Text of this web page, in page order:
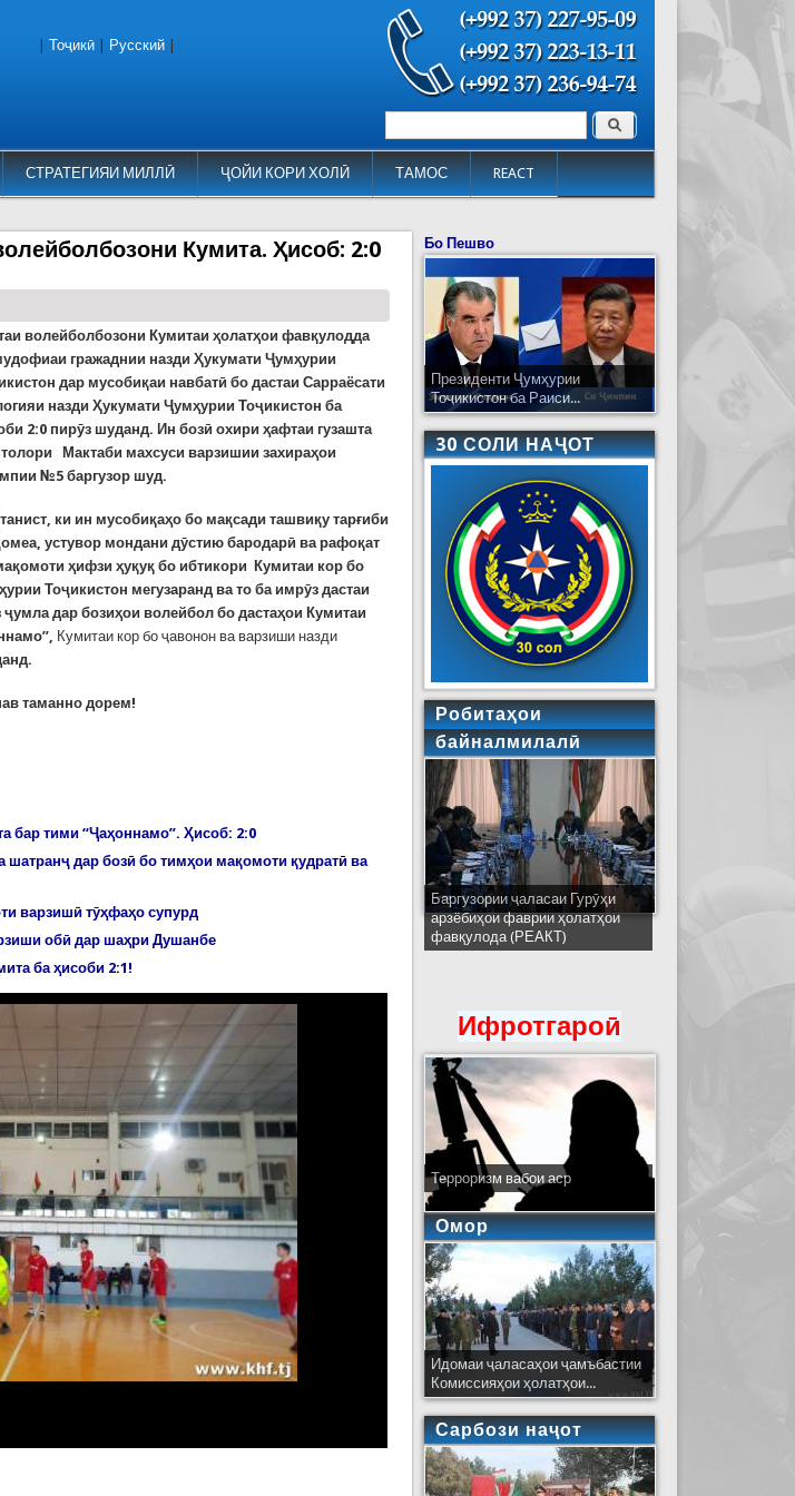
СТРАТЕГИЯИ МИЛЛӢ ҶОЙИ КОРИ ХОЛӢ ТАМОС REACT
Форма поиска Поиск
Тоҷикӣ Русский
Кумита. Ҳисоб: 2:0
волейболбозони Кумитаи ҳолатҳои фавқулодда
гражаднии назди Ҳукумати Ҷумҳурии
дар мусобиқаи навбатӣ бо дастаи Сарраёсати
назди Ҳукумати Ҷумҳурии Тоҷикистон ба
2:0 пирӯз шуданд. Ин бозӣ охири ҳафтаи гузашта
Мактаби махсуси варзишии захираҳои
№5 баргузор шуд.
ки ин мусобиқаҳо бо мақсади ташвиқу тарғиби
устувор мондани дӯстию бародарӣ ва рафоқат
ҳифзи ҳуқуқ бо ибтикори Кумитаи кор бо
Тоҷикистон мегузаранд ва то ба имрӯз дастаи
дар бозиҳои волейбол бо дастаҳои Кумитаи
Кумитаи кор бо ҷавонон ва варзиши назди
таманно дорем!
бар тими “Ҷаҳоннамо”. Ҳисоб: 2:0
дар бозӣ бо тимҳои мақомоти қудратӣ ва
варзишӣ тӯҳфаҳо супурд
обӣ дар шаҳри Душанбе
ба ҳисоби 2:1!
Бо Пешво
Президенти Ҷумҳурии
Тоҷикистон ба Раиси...
30 СОЛИ НАҶОТ
Робитаҳои
байналмилалӣ
Баргузории ҷаласаи Гурӯҳи
арзёбиҳои фаврии ҳолатҳои
фавқулода (РЕАКТ)
Ширкати ҳайати Тоҷикистон дар
ҷаласаи идораҳои наҷоти
кишварҳои узви СҲШ дар
шаҳри Деҳлӣ
Ифротгароӣ
Терроризм вабои аср
Омор
Идомаи ҷаласаҳои ҷамъбастии
Комиссияҳои ҳолатҳои...
Сарбози наҷот